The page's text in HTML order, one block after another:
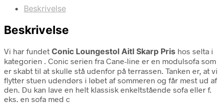
Beskrivelse
Beskrivelse
Vi har fundet Conic Loungestol Aitl Skarp Pris hos selta i
kategorien . Conic serien fra Cane-line er en modulsofa som
er skabt til at skulle stå udenfor på terrassen. Tanken er, at vi
flytter stuen udendørs i løbet af sommeren og får mest ud af
den. Du kan lave en helt klassisk enkeltstående sofa eller f.
eks. en sofa med c